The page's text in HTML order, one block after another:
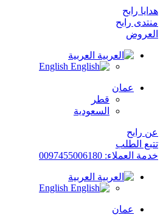
هدايا رابح
منتدى رابح
العروض
العربية
English
عمان
قطر
السعودية
عن رابح
تتبع الطلب
خدمة العملاء: 0097455006180
العربية
English
عمان